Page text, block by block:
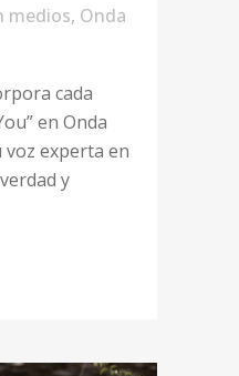
medios, Onda
cada
en Onda
voz experta en
y